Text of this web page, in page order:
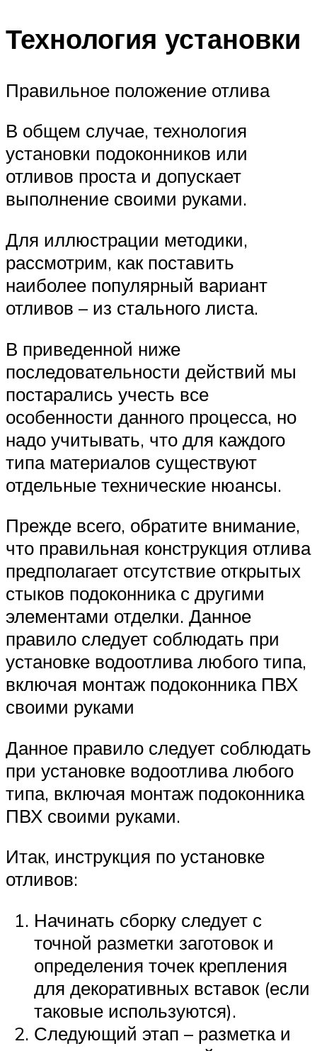
Технология установки
Правильное положение отлива
В общем случае, технология
установки подоконников или
отливов проста и допускает
выполнение своими руками.
Для иллюстрации методики,
рассмотрим, как поставить
наиболее популярный вариант
отливов – из стального листа.
В приведенной ниже
последовательности действий мы
постарались учесть все
особенности данного процесса, но
надо учитывать, что для каждого
типа материалов существуют
отдельные технические нюансы.
Прежде всего, обратите внимание,
что правильная конструкция отлива
предполагает отсутствие открытых
стыков подоконника с другими
элементами отделки. Данное
правило следует соблюдать при
установке водоотлива любого типа,
включая монтаж подоконника ПВХ
своими руками
Данное правило следует соблюдать
при установке водоотлива любого
типа, включая монтаж подоконника
ПВХ своими руками.
Итак, инструкция по установке
отливов:
Начинать сборку следует с
точной разметки заготовок и
определения точек крепления
для декоративных вставок (если
таковые используются).
Следующий этап – разметка и